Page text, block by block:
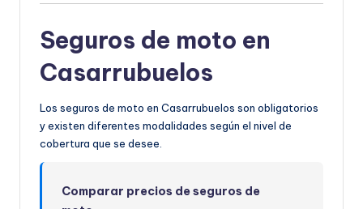
Seguros de moto en
Casarrubuelos
Los seguros de moto en Casarrubuelos son obligatorios
y existen diferentes modalidades según el nivel de
cobertura que se desee.
Comparar precios de seguros de